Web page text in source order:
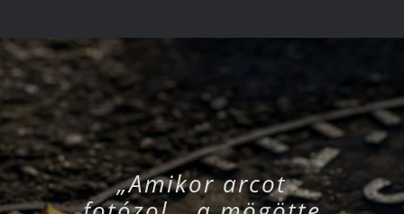
„Amikor arcot